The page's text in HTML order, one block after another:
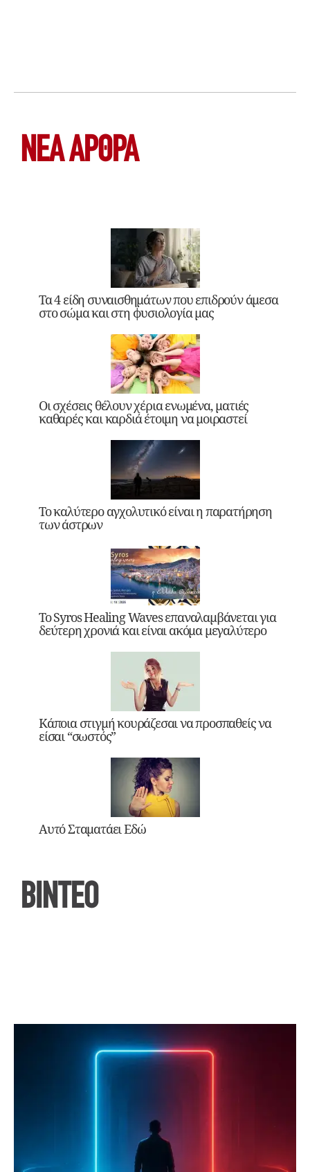
ΝΕΑ ΆΡΘΡΑ
Τα 4 είδη συναισθημάτων που επιδρούν άμεσα
στο σώμα και στη φυσιολογία μας
Οι σχέσεις θέλουν χέρια ενωμένα, ματιές
καθαρές και καρδιά έτοιμη να μοιραστεί
Το καλύτερο αγχολυτικό είναι η παρατήρηση
των άστρων
Το Syros Healing Waves επαναλαμβάνεται για
δεύτερη χρονιά και είναι ακόμα μεγαλύτερο
Κάποια στιγμή κουράζεσαι να προσπαθείς να
είσαι “σωστός”
Αυτό Σταματάει Εδώ
ΒΙΝΤΕΟ